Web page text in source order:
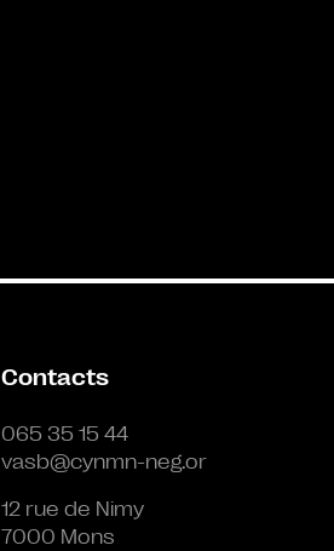
Contacts
065 35 15 44
vasb@cynmn-neg.or
12 rue de Nimy
7000 Mons